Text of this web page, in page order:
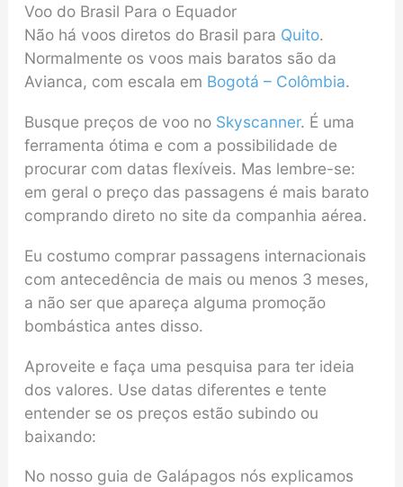
Voo do Brasil Para o Equador
Não há voos diretos do Brasil para Quito.
Normalmente os voos mais baratos são da
Avianca, com escala em Bogotá – Colômbia.
Busque preços de voo no Skyscanner. É uma
ferramenta ótima e com a possibilidade de
procurar com datas flexíveis. Mas lembre-se:
em geral o preço das passagens é mais barato
comprando direto no site da companhia aérea.
Eu costumo comprar passagens internacionais
com antecedência de mais ou menos 3 meses,
a não ser que apareça alguma promoção
bombástica antes disso.
Aproveite e faça uma pesquisa para ter ideia
dos valores. Use datas diferentes e tente
entender se os preços estão subindo ou
baixando:
No nosso guia de Galápagos nós explicamos